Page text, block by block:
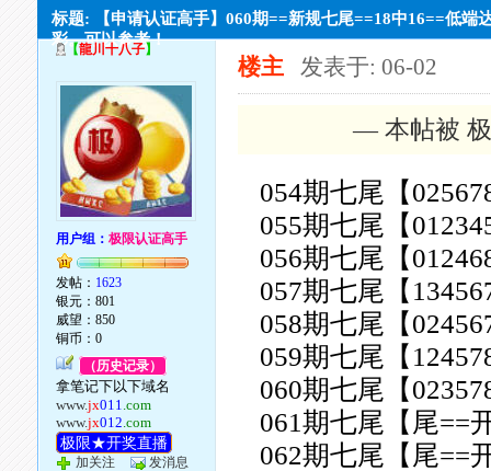
标题: 【申请认证高手】060期==新规七尾==18中16==低端
彩。可以参考！
【龍川十八子】
用户组：极限认证高手
发帖： 1623
银元：801
威望：850
铜币：0
（历史记录）
拿笔记下以下域名
www.jx011.com
www.jx012.com
极限★开奖直播
加关注 发消息
楼主 发表于: 06-02
— 本帖被
054期七尾【
055期七尾【
056期七尾【
057期七尾【
058期七尾【
059期七尾【
060期七尾【
061期七尾【尾==
062期七尾【尾==